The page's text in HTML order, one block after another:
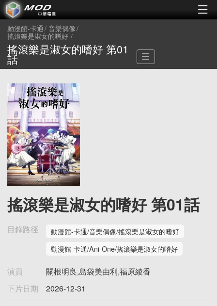
動漫館-卡通 音樂偶像
搖滾樂是淑女的嗜好
搖滾樂是淑女的嗜好 第01
話
搖滾樂是淑女的嗜好 第01話
目錄路徑
動漫館-卡通/音樂偶像/搖滾樂是淑女的嗜好
動漫館-卡通/Ani-One/搖滾樂是淑女的嗜好
演員
關根明良,島袋美由利,福原綾香
下片日期
2026-12-31